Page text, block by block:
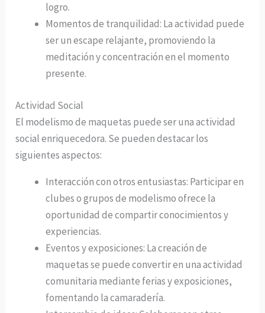
logro.
Momentos de tranquilidad: La actividad puede
ser un escape relajante, promoviendo la
meditación y concentración en el momento
presente.
Actividad Social
El modelismo de maquetas puede ser una actividad
social enriquecedora. Se pueden destacar los
siguientes aspectos:
Interacción con otros entusiastas: Participar en
clubes o grupos de modelismo ofrece la
oportunidad de compartir conocimientos y
experiencias.
Eventos y exposiciones: La creación de
maquetas se puede convertir en una actividad
comunitaria mediante ferias y exposiciones,
fomentando la camaradería.